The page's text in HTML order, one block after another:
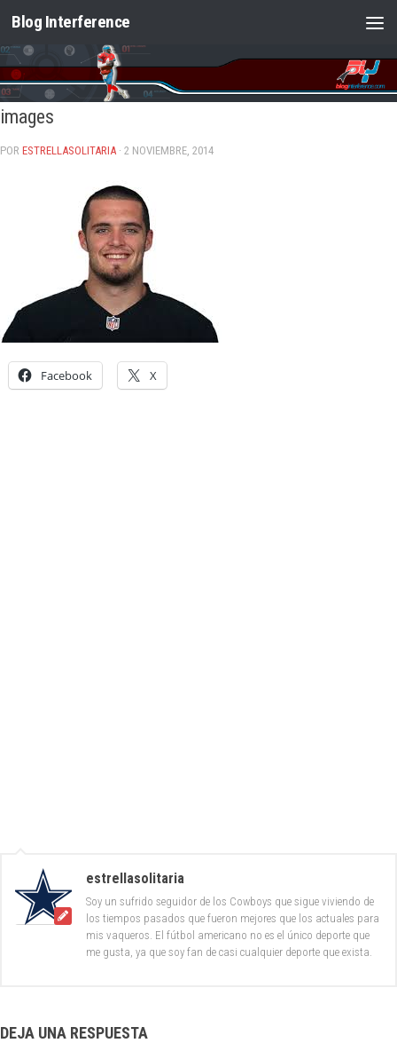
Saltar al contenido
Blog Interference
images
POR ESTRELLASOLITARIA · 2 NOVIEMBRE, 2014
Facebook X
estrellasolitaria
Soy un sufrido seguidor de los Cowboys que sigue viviendo de
los tiempos pasados que fueron mejores que los actuales para
mis vaqueros. El fútbol americano no es el único deporte que
me gusta, ya que soy fan de casi cualquier deporte que exista.
DEJA UNA RESPUESTA